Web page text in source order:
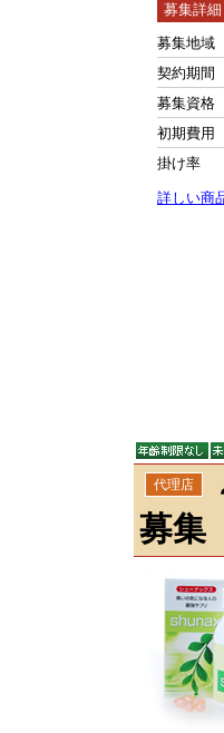
募集詳細
募集地域
契約期間
募集資格
初期費用
掛け率
詳しい商
代理店
募集